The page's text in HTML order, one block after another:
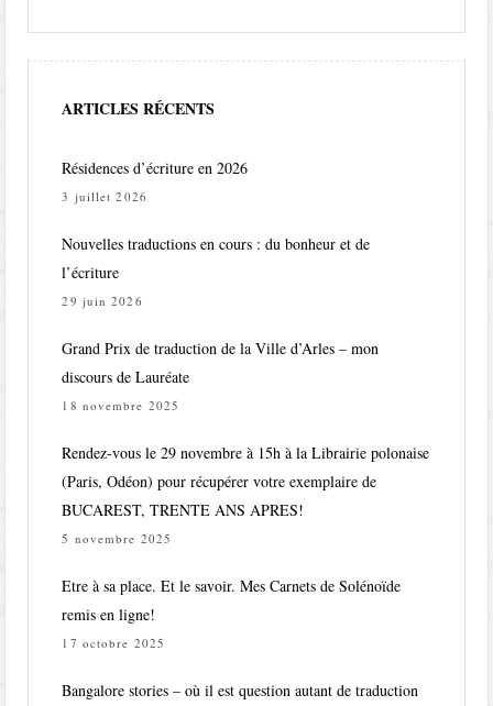
ARTICLES RÉCENTS
Résidences d’écriture en 2026
3 juillet 2026
Nouvelles traductions en cours : du bonheur et de
l’écriture
29 juin 2026
Grand Prix de traduction de la Ville d’Arles – mon
discours de Lauréate
18 novembre 2025
Rendez-vous le 29 novembre à 15h à la Librairie polonaise
(Paris, Odéon) pour récupérer votre exemplaire de
BUCAREST, TRENTE ANS APRES!
5 novembre 2025
Etre à sa place. Et le savoir. Mes Carnets de Solénoïde
remis en ligne!
17 octobre 2025
Bangalore stories – où il est question autant de traduction